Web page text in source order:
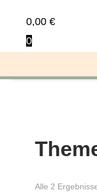
0,00 €
0
Alle 2